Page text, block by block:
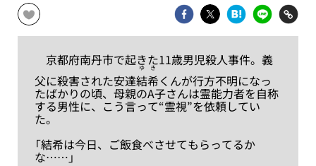
京都府南丹市で起きた11歳男児殺人事件。義
父に殺害された安達結希
ゆき
くんが行方不明になっ
たばかりの頃、母親のA子さんは霊能力者を自称
する男性に、こう言って“霊視”を依頼してい
た。
「結希は今日、ご飯食べさせてもらってるか
な……」